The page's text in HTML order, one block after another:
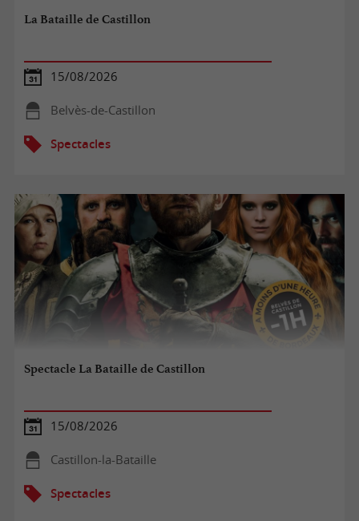
La Bataille de Castillon
15/08/2026
Belvès-de-Castillon
Spectacles
Spectacle La Bataille de Castillon
15/08/2026
Castillon-la-Bataille
Spectacles